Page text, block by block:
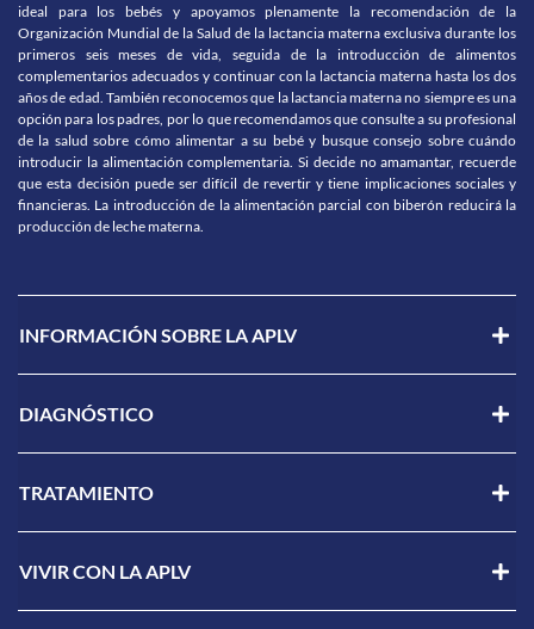
ideal para los bebés y apoyamos plenamente la recomendación de la
Organización Mundial de la Salud de la lactancia materna exclusiva durante los
primeros seis meses de vida, seguida de la introducción de alimentos
complementarios adecuados y continuar con la lactancia materna hasta los dos
años de edad. También reconocemos que la lactancia materna no siempre es una
opción para los padres, por lo que recomendamos que consulte a su profesional
de la salud sobre cómo alimentar a su bebé y busque consejo sobre cuándo
introducir la alimentación complementaria. Si decide no amamantar, recuerde
que esta decisión puede ser difícil de revertir y tiene implicaciones sociales y
financieras. La introducción de la alimentación parcial con biberón reducirá la
producción de leche materna.
INFORMACIÓN SOBRE LA APLV
DIAGNÓSTICO
TRATAMIENTO
VIVIR CON LA APLV